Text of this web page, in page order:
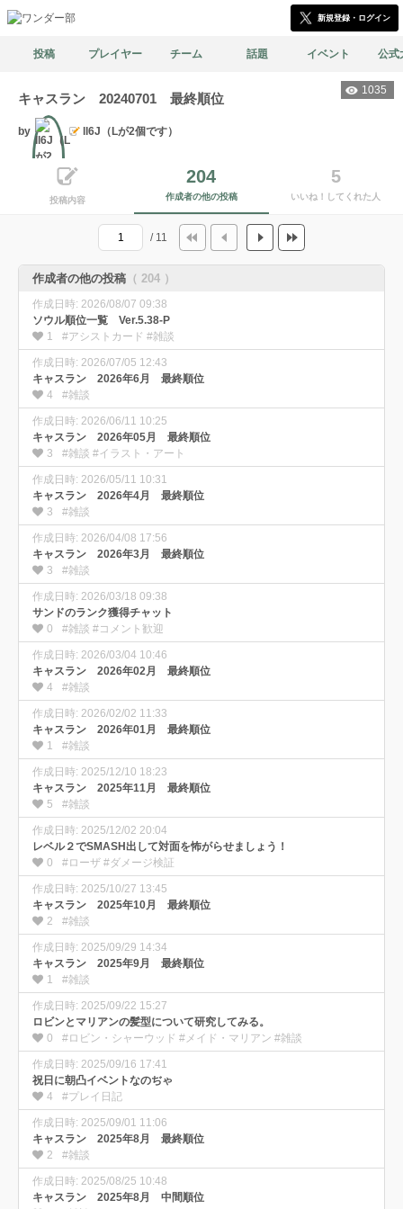
新規登録・ログイン
投稿 プレイヤー チーム 話題 イベント 公式
1035
キャスラン 20240701 最終順位
by
文筆
ll6J（Lが2個です）
投稿内容
204
作成者の他の投稿
5
いいね！してくれた人
/ 11
作成者の他の投稿 （ 204 ）
作成日時: 2026/08/07 09:38
ソウル順位一覧 Ver.5.38-P
1
#アシストカード #雑談
作成日時: 2026/07/05 12:43
キャスラン 2026年6月 最終順位
4
#雑談
作成日時: 2026/06/11 10:25
キャスラン 2026年05月 最終順位
3
#雑談 #イラスト・アート
作成日時: 2026/05/11 10:31
キャスラン 2026年4月 最終順位
3
#雑談
作成日時: 2026/04/08 17:56
キャスラン 2026年3月 最終順位
3
#雑談
作成日時: 2026/03/18 09:38
サンドのランク獲得チャット
0
#雑談 #コメント歓迎
作成日時: 2026/03/04 10:46
キャスラン 2026年02月 最終順位
4
#雑談
作成日時: 2026/02/02 11:33
キャスラン 2026年01月 最終順位
1
#雑談
作成日時: 2025/12/10 18:23
キャスラン 2025年11月 最終順位
5
#雑談
作成日時: 2025/12/02 20:04
レベル２でSMASH出して対面を怖がらせましょう！
0
#ローザ #ダメージ検証
作成日時: 2025/10/27 13:45
キャスラン 2025年10月 最終順位
2
#雑談
作成日時: 2025/09/29 14:34
キャスラン 2025年9月 最終順位
1
#雑談
作成日時: 2025/09/22 15:27
ロビンとマリアンの髪型について研究してみる。
0
#ロビン・シャーウッド #メイド・マリアン #雑談
作成日時: 2025/09/16 17:41
祝日に朝凸イベントなのぢゃ
4
#プレイ日記
作成日時: 2025/09/01 11:06
キャスラン 2025年8月 最終順位
2
#雑談
作成日時: 2025/08/25 10:48
キャスラン 2025年8月 中間順位